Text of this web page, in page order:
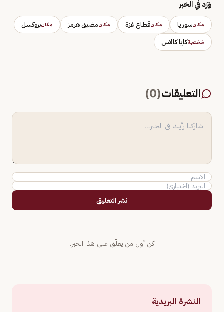
وَرَد في الخبر
مكانسوريا مكانقطاع غزة مكانمضيق هرمز مكانبروكسل
شخصيةكايا كالاس
التعليقات(
0
)
نشر التعليق
كن أول من يعلّق على هذا الخبر.
النشرة البريدية